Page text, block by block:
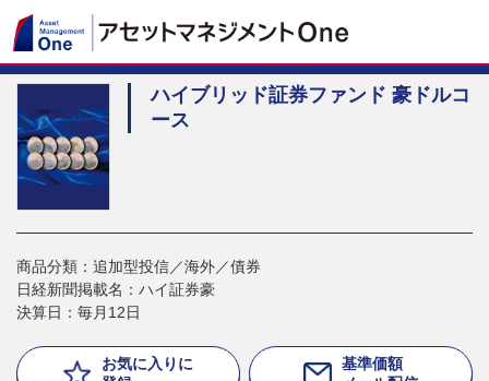
ハイブリッド証券ファンド 豪ドルコ
ース
商品分類：追加型投信／海外／債券
日経新聞掲載名：ハイ証券豪
決算日：毎月12日
お気に入りに
基準価額